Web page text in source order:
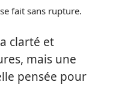
fait sans rupture.
clarté et
mais une
pensée pour